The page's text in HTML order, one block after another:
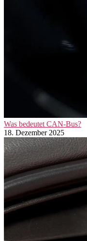
Was bedeutet CAN-Bus?
18. Dezember 2025